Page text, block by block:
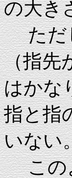
の大き
ただし
（指先
はかな
指と指
いない
このよ